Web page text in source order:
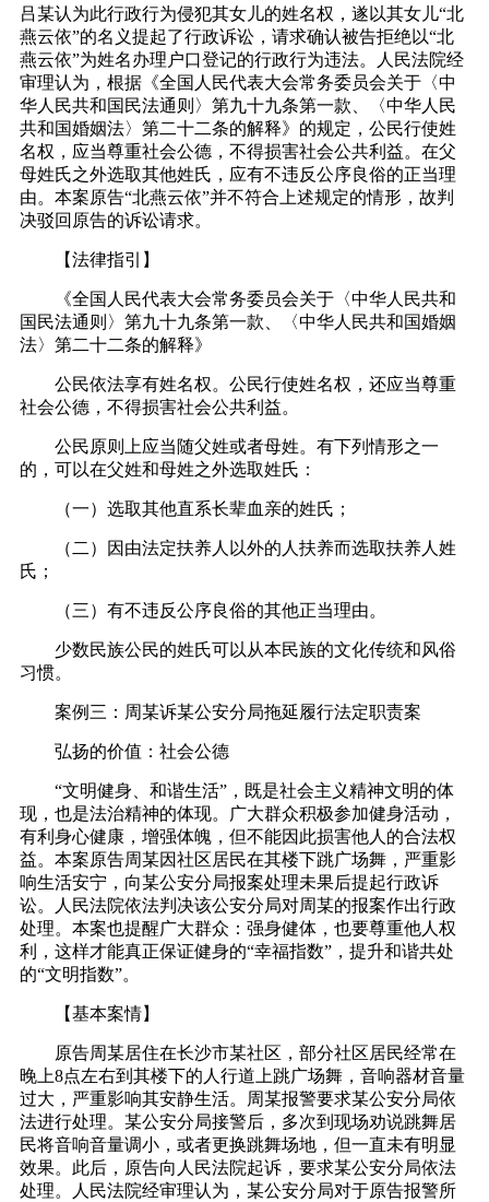
吕某认为此行政行为侵犯其女儿的姓名权，遂以其女儿“北
燕云依”的名义提起了行政诉讼，请求确认被告拒绝以“北
燕云依”为姓名办理户口登记的行政行为违法。人民法院经
审理认为，根据《全国人民代表大会常务委员会关于〈中
华人民共和国民法通则〉第九十九条第一款、〈中华人民
共和国婚姻法〉第二十二条的解释》的规定，公民行使姓
名权，应当尊重社会公德，不得损害社会公共利益。在父
母姓氏之外选取其他姓氏，应有不违反公序良俗的正当理
由。本案原告“北燕云依”并不符合上述规定的情形，故判
决驳回原告的诉讼请求。
【法律指引】
《全国人民代表大会常务委员会关于〈中华人民共和
国民法通则〉第九十九条第一款、〈中华人民共和国婚姻
法〉第二十二条的解释》
公民依法享有姓名权。公民行使姓名权，还应当尊重
社会公德，不得损害社会公共利益。
公民原则上应当随父姓或者母姓。有下列情形之一
的，可以在父姓和母姓之外选取姓氏：
（一）选取其他直系长辈血亲的姓氏；
（二）因由法定扶养人以外的人扶养而选取扶养人姓
氏；
（三）有不违反公序良俗的其他正当理由。
少数民族公民的姓氏可以从本民族的文化传统和风俗
习惯。
案例三：周某诉某公安分局拖延履行法定职责案
弘扬的价值：社会公德
“文明健身、和谐生活”，既是社会主义精神文明的体
现，也是法治精神的体现。广大群众积极参加健身活动，
有利身心健康，增强体魄，但不能因此损害他人的合法权
益。本案原告周某因社区居民在其楼下跳广场舞，严重影
响生活安宁，向某公安分局报案处理未果后提起行政诉
讼。人民法院依法判决该公安分局对周某的报案作出行政
处理。本案也提醒广大群众：强身健体，也要尊重他人权
利，这样才能真正保证健身的“幸福指数”，提升和谐共处
的“文明指数”。
【基本案情】
原告周某居住在长沙市某社区，部分社区居民经常在
晚上8点左右到其楼下的人行道上跳广场舞，音响器材音量
过大，严重影响其安静生活。周某报警要求某公安分局依
法进行处理。某公安分局接警后，多次到现场劝说跳舞居
民将音响音量调小，或者更换跳舞场地，但一直未有明显
效果。此后，原告向人民法院起诉，要求某公安分局依法
处理。人民法院经审理认为，某公安分局对于原告报警所